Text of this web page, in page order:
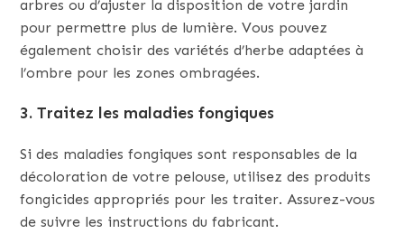
arbres ou d’ajuster la disposition de votre jardin
pour permettre plus de lumière. Vous pouvez
également choisir des variétés d’herbe adaptées à
l’ombre pour les zones ombragées.
3. Traitez les maladies fongiques
Si des maladies fongiques sont responsables de la
décoloration de votre pelouse, utilisez des produits
fongicides appropriés pour les traiter. Assurez-vous
de suivre les instructions du fabricant.